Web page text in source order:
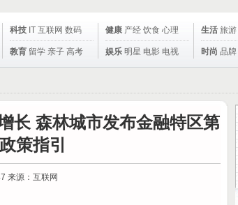
科技 IT 互联网 数码
教育 留学 亲子 高考
健康 产经 饮食 心理
娱乐 明星 电影 电视
生活 旅游
时尚 品牌
长 森林城市发布金融特区第
策指引
来源：互联网